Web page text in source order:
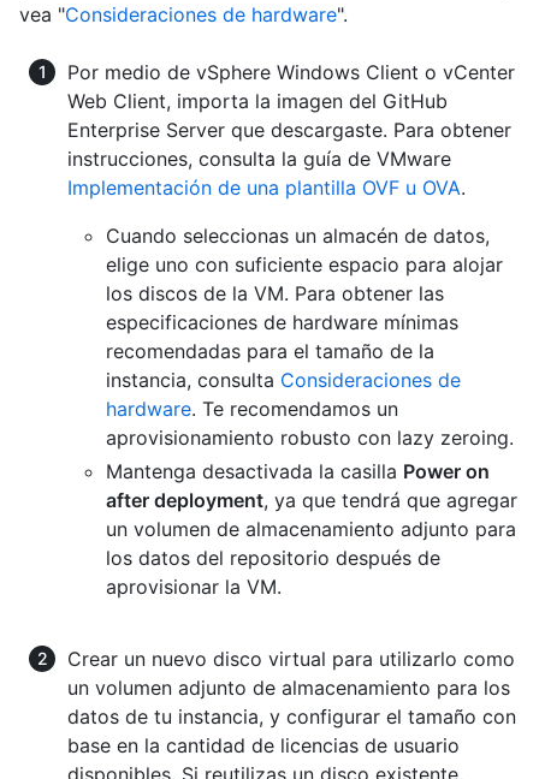
vea "Consideraciones de hardware".
Por medio de vSphere Windows Client o vCenter
Web Client, importa la imagen del GitHub
Enterprise Server que descargaste. Para obtener
instrucciones, consulta la guía de VMware
Implementación de una plantilla OVF u OVA.
Cuando seleccionas un almacén de datos,
elige uno con suficiente espacio para alojar
los discos de la VM. Para obtener las
especificaciones de hardware mínimas
recomendadas para el tamaño de la
instancia, consulta Consideraciones de
hardware. Te recomendamos un
aprovisionamiento robusto con lazy zeroing.
Mantenga desactivada la casilla Power on
after deployment, ya que tendrá que agregar
un volumen de almacenamiento adjunto para
los datos del repositorio después de
aprovisionar la VM.
Crear un nuevo disco virtual para utilizarlo como
un volumen adjunto de almacenamiento para los
datos de tu instancia, y configurar el tamaño con
base en la cantidad de licencias de usuario
disponibles. Si reutilizas un disco existente,